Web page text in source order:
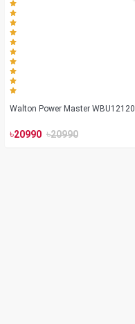
Walton Power Master WBU12120
৳20990 ৳20990